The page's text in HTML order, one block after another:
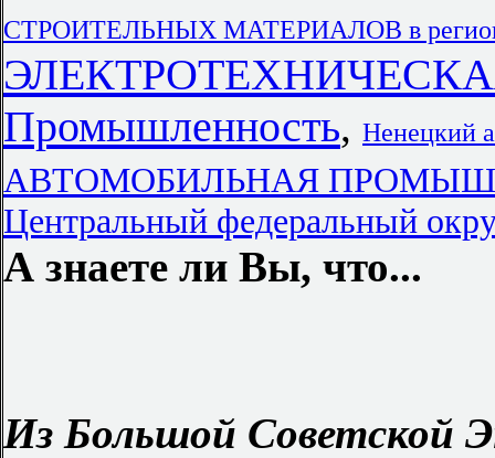
СТРОИТЕЛЬНЫХ МАТЕРИАЛОВ в
Промышленность, Ненецкий
АВТОМОБИЛЬНАЯ
Центральный федеральный
А знаете ли Вы, что...
Из Большой Советской